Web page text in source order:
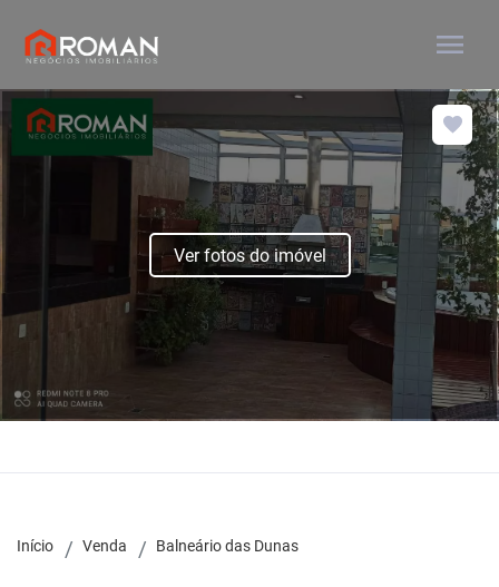
menu
Ver fotos do imóvel
Início Venda Balneário das Dunas